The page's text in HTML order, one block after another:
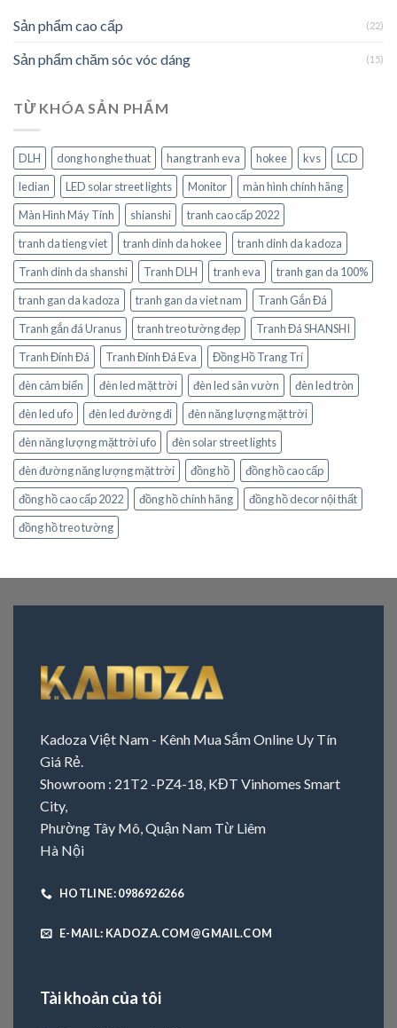
Sản phẩm cao cấp (22)
Sản phẩm chăm sóc vóc dáng (15)
TỪ KHÓA SẢN PHẨM
DLH dong ho nghe thuat hang tranh eva hokee kvs
LCD
ledian
LED solar street lights Monitor
màn hình chính hãng
Màn Hình Máy Tính
shianshi
tranh cao cấp 2022
tranh da tieng viet
tranh dinh da hokee
tranh dinh da kadoza
Tranh dinh da shanshi
Tranh DLH tranh eva
tranh gan da 100%
tranh gan da kadoza
tranh gan da viet nam
Tranh Gắn Đá
Tranh gắn đá Uranus
tranh treo tường đẹp
Tranh Đá SHANSHI
Tranh Đính Đá
Tranh Đính Đá Eva
Đồng Hồ Trang Trí
đèn cảm biến
đèn led mặt trời đèn led sân vườn
đèn led tròn
đèn led ufo
đèn led đường đi
đèn năng lượng mặt trời
đèn năng lượng mặt trời ufo
đèn solar street lights
đèn đường năng lượng mặt trời
đồng hồ
đồng hồ cao cấp
đồng hồ cao cấp 2022
đồng hồ chính hãng
đồng hồ decor nội thất
đồng hồ treo tường
Kadoza Việt Nam - Kênh Mua Sắm Online Uy Tín
Giá Rẻ.
Showroom : 21T2 -PZ4-18, KĐT Vinhomes Smart
City,
Phường Tây Mô, Quận Nam Từ Liêm
Hà Nội
HOTLINE: 0986926266
E-MAIL: KADOZA.COM@GMAIL.COM
Tài khoản của tôi